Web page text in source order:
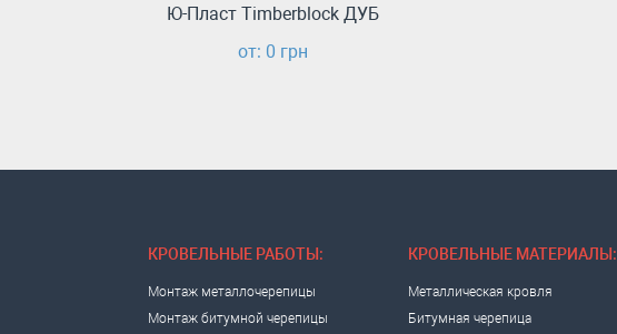
Ю-Пласт Timberblock ДУБ
от: 0 грн
КРОВЕЛЬНЫЕ РАБОТЫ:
Монтаж металлочерепицы
Монтаж битумной черепицы
КРОВЕЛЬНЫЕ МАТЕРИАЛЫ:
Металлическая кровля
Битумная черепица